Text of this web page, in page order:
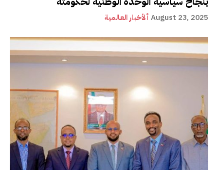
ألأخبار العالمية August 23, 2025